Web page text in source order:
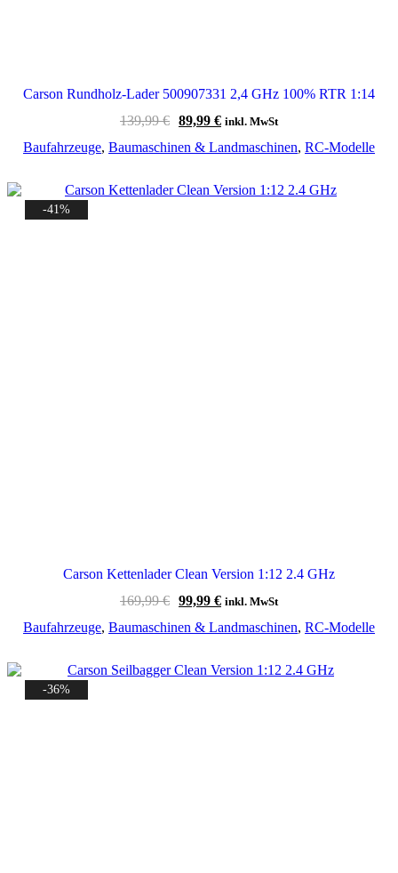
Carson Rundholz-Lader 500907331 2,4 GHz 100% RTR 1:14
139,99€ Ursprünglicher
war:
89,99 €Aktueller
ist:
inkl. MwSt
Baufahrzeuge, Baumaschinen & Landmaschinen, RC-Modelle
-41%
Carson Kettenlader Clean Version 1:12 2.4 GHz
169,99€ Ursprünglicher
war:
99,99 €Aktueller
ist:
inkl. MwSt
Baufahrzeuge, Baumaschinen & Landmaschinen, RC-Modelle
-36%